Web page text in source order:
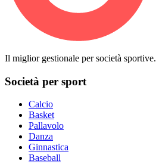
Il miglior gestionale per società sportive.
Società per sport
Calcio
Basket
Pallavolo
Danza
Ginnastica
Baseball